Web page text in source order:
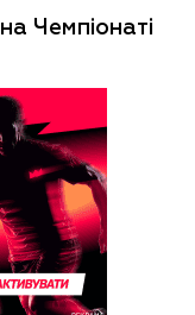
Чемпіонаті